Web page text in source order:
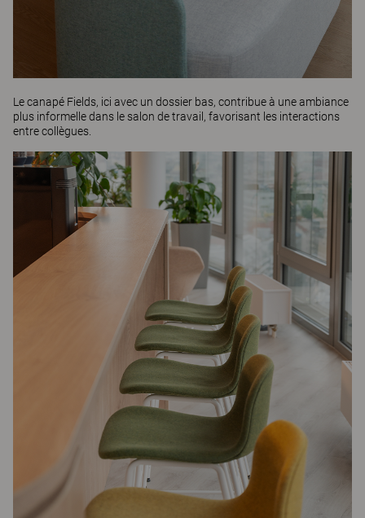
Le canapé Fields, ici avec un dossier bas, contribue à une ambiance
plus informelle dans le salon de travail, favorisant les interactions
entre collègues.